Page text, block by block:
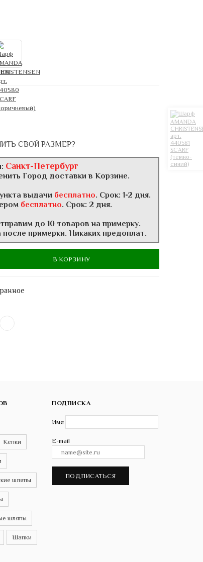
СВОЙ РАЗМЕР?
Санкт-Петербург
Город доставки в Корзине.
выдачи бесплатно. Срок: 1-2 дня.
бесплатно. Срок: 2 дня.
до 10 товаров на примерку.
примерки. Никаких предоплат.
В КОРЗИНУ
Кепки
шляпы
шляпы
Шапки
ПОДПИСКА
Имя
E-mail
ПОДПИСАТЬСЯ